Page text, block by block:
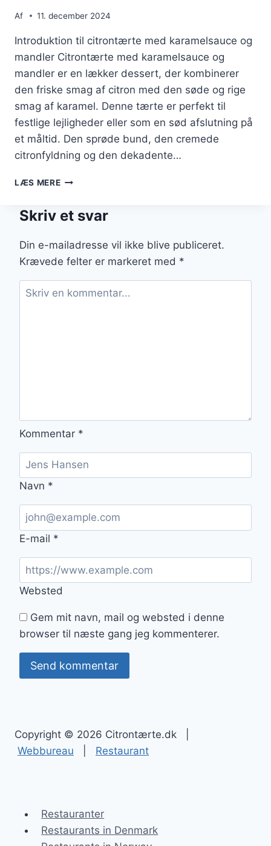
Af 11. december 2024
Introduktion til citrontærte med karamelsauce og
mandler Citrontærte med karamelsauce og
mandler er en lækker dessert, der kombinerer
den friske smag af citron med den søde og rige
smag af karamel. Denne tærte er perfekt til
festlige lejligheder eller som en sød afslutning på
et måltid. Den sprøde bund, den cremede
citronfyldning og den dekadente…
LÆS MERECITRONTÆRTE
OG
Skriv et svar
Din e-mailadresse vil ikke blive publiceret.
Krævede felter er markeret med *
Kommentar *
Navn *
E-mail *
Websted
Gem mit navn, mail og websted i denne
browser til næste gang jeg kommenterer.
Copyright © 2026 Citrontærte.dk |
Webbureau
Restaurant
Restauranter
Restaurants in Denmark